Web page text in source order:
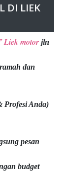
DI LIEK
Liek motor jln
dan
Profesi Anda)
pesan
budget